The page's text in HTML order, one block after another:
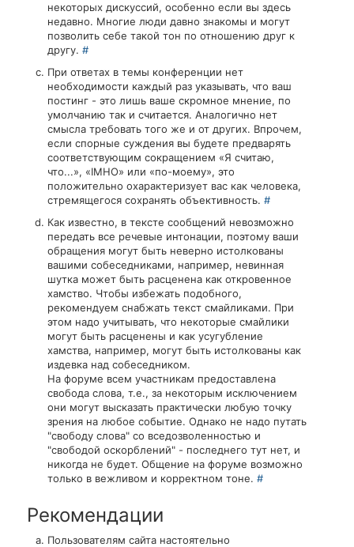
некоторых дискуссий, особенно если вы здесь
недавно. Многие люди давно знакомы и могут
позволить себе такой тон по отношению друг к
другу. #
При ответах в темы конференции нет
необходимости каждый раз указывать, что ваш
постинг - это лишь ваше скромное мнение, по
умолчанию так и считается. Аналогично нет
смысла требовать того же и от других. Впрочем,
если спорные суждения вы будете предварять
соответствующим сокращением «Я считаю,
что...», «IMHO» или «по-моему», это
положительно охарактеризует вас как человека,
стремящегося сохранять объективность. #
Как известно, в тексте сообщений невозможно
передать все речевые интонации, поэтому ваши
обращения могут быть неверно истолкованы
вашими собеседниками, например, невинная
шутка может быть расценена как откровенное
хамство. Чтобы избежать подобного,
рекомендуем снабжать текст смайликами. При
этом надо учитывать, что некоторые смайлики
могут быть расценены и как усугубление
хамства, например, могут быть истолкованы как
издевка над собеседником.
На форуме всем участникам предоставлена
свобода слова, т.е., за некоторым исключением
они могут высказать практически любую точку
зрения на любое событие. Однако не надо путать
"свободу слова" со вседозволенностью и
"свободой оскорблений" - последнего тут нет, и
никогда не будет. Общение на форуме возможно
только в вежливом и корректном тоне. #
Рекомендации
Пользователям сайта настоятельно